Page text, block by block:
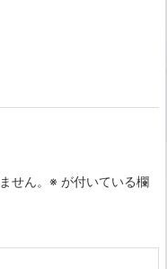
せん。 ※ が付いている欄